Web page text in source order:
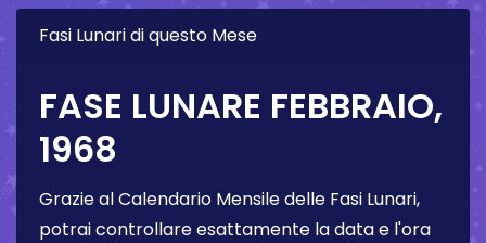
Fasi Lunari di questo Mese
FASE LUNARE FEBBRAIO,
1968
Grazie al Calendario Mensile delle Fasi Lunari,
potrai controllare esattamente la data e l'ora